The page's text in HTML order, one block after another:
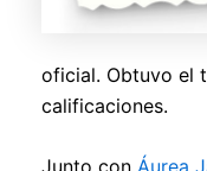
oficial. Obtuvo el
calificaciones.